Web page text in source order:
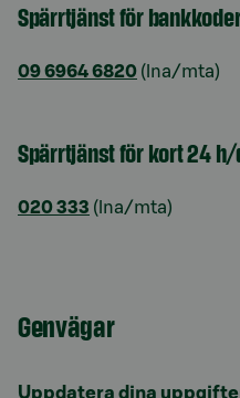
Spärrtjänst för
09 6964 6820 (lna/mta)
Spärrtjänst för kort 24
020 333 (lna/mta)
Genvägar
Uppdatera dina